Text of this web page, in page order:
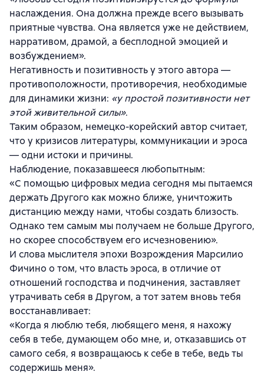
наслаждения. Она должна прежде всего вызывать
приятные чувства. Она является уже не действием,
нарративом, драмой, а бесплодной эмоцией и
возбуждением».
Негативность и позитивность у этого автора —
противоположности, противоречия, необходимые
для динамики жизни: «у простой позитивности нет
этой живительной силы».
Таким образом, немецко-корейский автор считает,
что у кризисов литературы, коммуникации и эроса
— одни истоки и причины.
Наблюдение, показавшееся любопытным:
«С помощью цифровых медиа сегодня мы пытаемся
держать Другого как можно ближе, уничтожить
дистанцию между нами, чтобы создать близость.
Однако тем самым мы получаем не больше Другого,
но скорее способствуем его исчезновению».
И слова мыслителя эпохи Возрождения Марсилио
Фичино о том, что власть эроса, в отличие от
отношений господства и подчинения, заставляет
утрачивать себя в Другом, а тот затем вновь тебя
восстанавливает:
«Когда я люблю тебя, любящего меня, я нахожу
себя в тебе, думающем обо мне, и, отказавшись от
самого себя, я возвращаюсь к себе в тебе, ведь ты
содержишь меня».